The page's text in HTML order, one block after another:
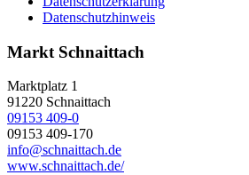
Datenschutzhinweis
Markt Schnaittach
Marktplatz 1
91220 Schnaittach
09153 409-0
09153 409-170
info@schnaittach.de
www.schnaittach.de/